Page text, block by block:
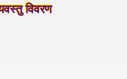
विवरण